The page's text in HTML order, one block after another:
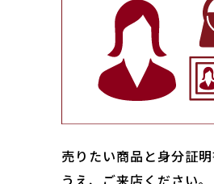
売りたい商品と身分証
うえ、ご来店ください｡